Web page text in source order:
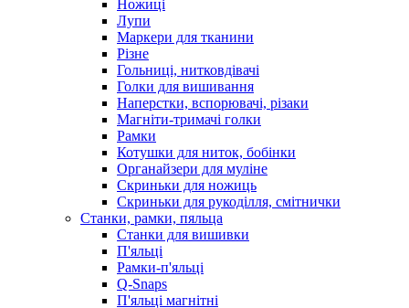
Ножиці
Лупи
Маркери для тканини
Різне
Гольниці, нитковдівачі
Голки для вишивання
Наперстки, вспорювачі, різаки
Магніти-тримачі голки
Рамки
Котушки для ниток, бобінки
Органайзери для муліне
Скриньки для ножиць
Скриньки для рукоділля, смітнички
Станки, рамки, пяльца
Станки для вишивки
П'яльці
Рамки-п'яльці
Q-Snaps
П'яльці магнітні